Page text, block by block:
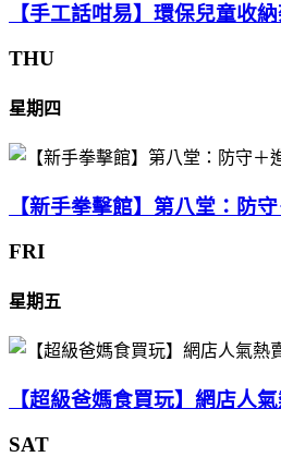
【手工話咁易】環保兒童收
THU
星期四
【新手拳擊館】第八堂：防
FRI
星期五
【超級爸媽食買玩】網店人
SAT